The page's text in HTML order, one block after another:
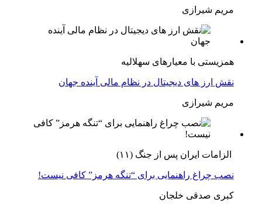
مریم شیرازی
همزیستی با معیارهای سهلالیه
نقش ارز های دیجیتال در نظام مالی آینده جهان
مریم شیرازی
الزامات ایران پس از جنگ (۱۱)
نصب چراغ راهنمایی برای “تنگه هرمز” کافی نیست!
کبری صدقی خلجان